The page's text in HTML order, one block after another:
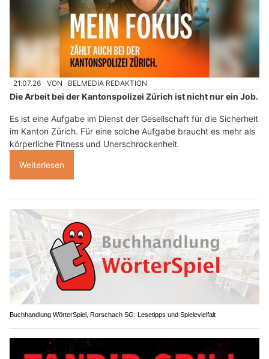
21.07.26 VON BELMEDIA REDAKTION
Die Arbeit bei der Kantonspolizei Zürich ist nicht nur ein Job.
Es ist eine Aufgabe im Dienst der Gesellschaft für die Sicherheit
im Kanton Zürich. Für eine solche Aufgabe braucht es mehr als
körperliche Fitness und Unerschrockenheit.
Weiterlesen
Buchhandlung WörterSpiel, Rorschach SG: Lesetipps und Spielevielfalt